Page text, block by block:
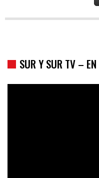
SUR Y SUR TV – EN